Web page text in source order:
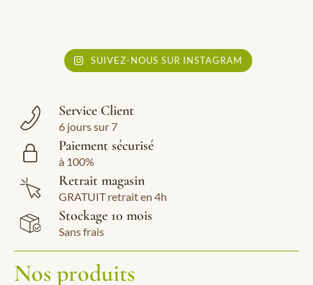
SUIVEZ-NOUS SUR INSTAGRAM
Service Client
6 jours sur 7
Paiement sécurisé
à 100%
Retrait magasin
GRATUIT retrait en 4h
Stockage 10 mois
Sans frais
Nos produits